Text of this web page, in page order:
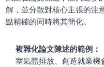
解，並分散對核心主張的注
點精確的同時將其簡化。
複雜化論文陳述的範例：
室氣體排放、創造就業機